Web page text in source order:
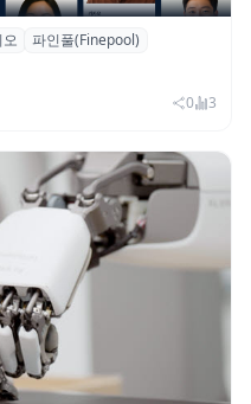
타트업 전문가 매
파인풀(Finepool)
0 3